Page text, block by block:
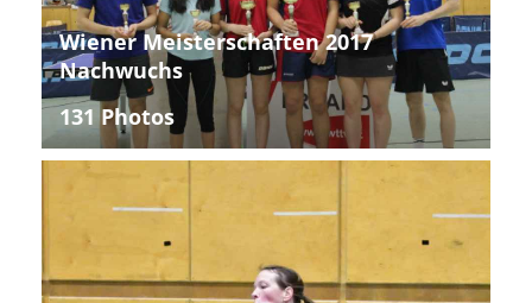
Wiener Meisterschaften 2017
Nachwuchs
131 Photos